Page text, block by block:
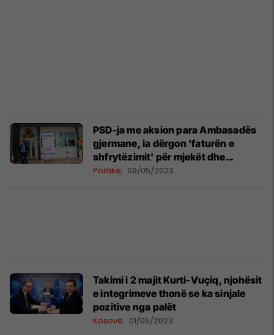
PSD-ja me aksion para Ambasadës
gjermane, ia dërgon 'faturën e
shfrytëzimit' për mjekët dhe
infermierët e Kosovës
Politikë 09/05/2023
Takimi i 2 majit Kurti-Vuçiq, njohësit
e integrimeve thonë se ka sinjale
pozitive nga palët
Kosovë 01/05/2023